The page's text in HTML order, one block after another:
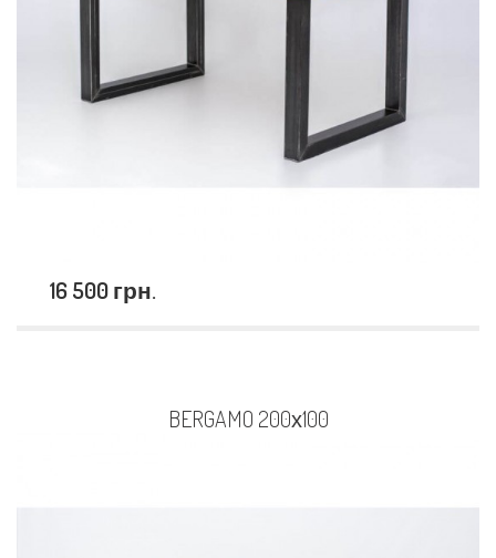
16 500 грн.
BERGAMO 200х100